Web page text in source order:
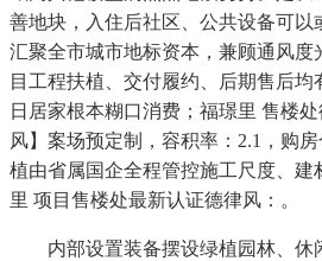
善地块，入住后社区、公共设备可以
汇聚全市城市地标资本，兼顾通风度
目工程扶植、交付履约、后期售后
日居家根本糊口消费；福璟里 售楼
风】案场预定制，容积率：2.1，购
植由省属国企全程管控施工尺度、建
里 项目售楼处最新认证德律风：。
内部设置装备摆设绿植园林、休